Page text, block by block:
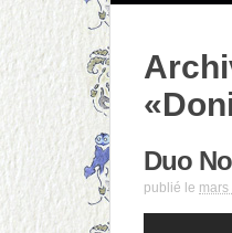
Duo
publié le mars